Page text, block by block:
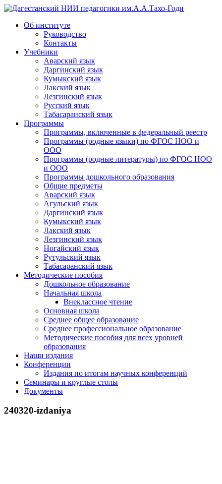
Дагестанский НИИ педагогики им.А.А.Тахо-Годи
Об институте
Руководство
Контакты
Учебники
Аварский язык
Даргинский язык
Кумыкский язык
Лакский язык
Лезгинский язык
Русский язык
Табасаранский язык
Программы
Программы, включенные в федеральный реестр
Программы (родные языки) по ФГОС НОО и
ООО
Программы (родные литературы) по ФГОС НОО
и ООО
Программы дошкольного образования
Общие предметы
Аварский язык
Агульский язык
Даргинский язык
Кумыкский язык
Лакский язык
Лезгинский язык
Ногайский язык
Рутульский язык
Табасаранский язык
Методические пособия
Дошкольное образование
Начальная школа
Внеклассное чтение
Основная школа
Среднее общее образование
Среднее профессиональное образование
Методические пособия для всех уровней
образования
Наши издания
Конференции
Издания по итогам научных конференций
Семинары и круглые столы
Документы
240320-izdaniya